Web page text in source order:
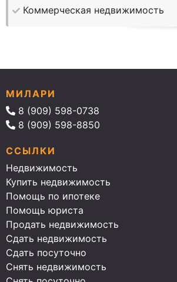
Коммерческая недвижимость
МИЛАРИ
8 (909) 598-0738
8 (909) 598-8850
ССЫЛКИ
Недвижимость
Купить недвижимость
Помощь по ипотеке
Помощь юриста
Продать недвижимость
Сдать недвижимость
Сдать посуточно
Снять недвижимость